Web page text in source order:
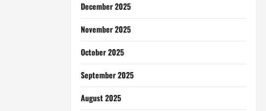
December 2025
November 2025
October 2025
September 2025
August 2025